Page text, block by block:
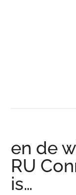
en de
RU
is…